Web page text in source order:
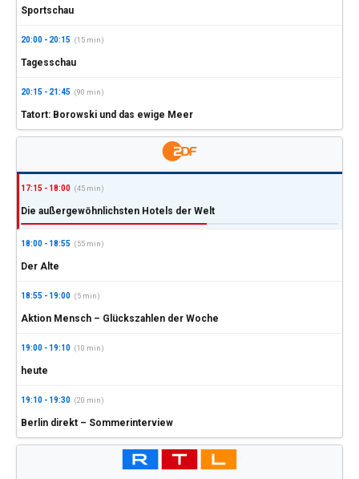
Sportschau
20:00 - 20:15 (15 min)
Tagesschau
20:15 - 21:45 (90 min)
Tatort: Borowski und das ewige Meer
17:15 - 18:00 (45 min)
Die außergewöhnlichsten Hotels der Welt
18:00 - 18:55 (55 min)
Der Alte
18:55 - 19:00 (5 min)
Aktion Mensch – Glückszahlen der Woche
19:00 - 19:10 (10 min)
heute
19:10 - 19:30 (20 min)
Berlin direkt – Sommerinterview